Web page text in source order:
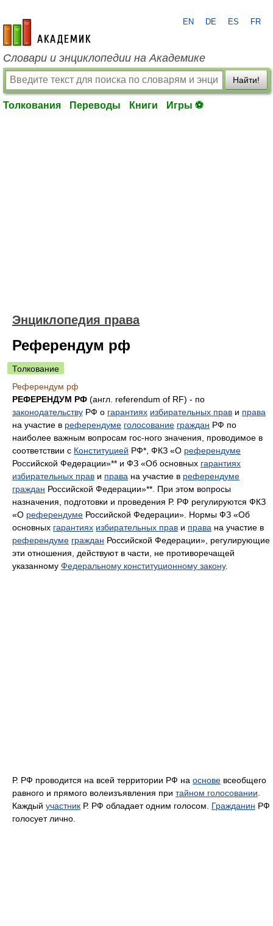
academic.ru
EN DE ES FR
Словари и энциклопедии на Академике
Найти!
Толкования Переводы Книги Игры ⚽
Энциклопедия права
Референдум рф
Толкование
Референдум рф
РЕФЕРЕНДУМ РФ (англ. referendum of RF) - по
законодательству РФ о гарантиях избирательных прав и права
на участие в референдуме голосование граждан РФ по
наиболее важным вопросам гос-ного значения, проводимое в
соответствии с Конституцией РФ*, ФКЗ «О референдуме
Российской Федерации»** и ФЗ «Об основных гарантиях
избирательных прав и права на участие в референдуме
граждан Российской Федерации»**. При этом вопросы
назначения, подготовки и проведения Р. РФ регулируются ФКЗ
«О референдуме Российской Федерации». Нормы ФЗ «Об
основных гарантиях избирательных прав и права на участие в
референдуме граждан Российской Федерации», регулирующие
эти отношения, действуют в части, не противоречащей
указанному Федеральному конституционному закону.
Р. РФ проводится на всей территории РФ на основе всеобщего
равного и прямого волеизъявления при тайном голосовании
Каждый участник Р. РФ обладает одним голосом. Гражданин РФ
голосует лично.